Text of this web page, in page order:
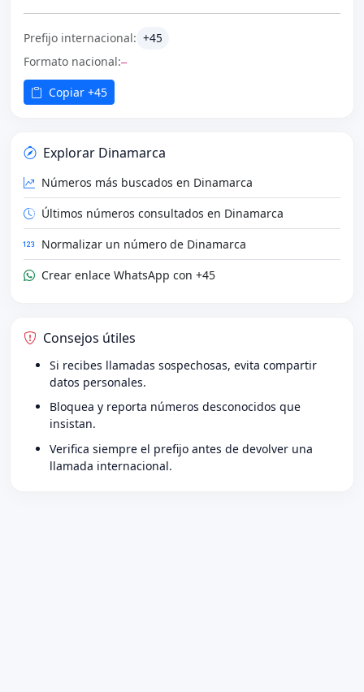
Prefijo internacional: +45
Formato nacional:—
Copiar +45
Explorar Dinamarca
Números más buscados en Dinamarca
Últimos números consultados en Dinamarca
Normalizar un número de Dinamarca
Crear enlace WhatsApp con +45
Consejos útiles
Si recibes llamadas sospechosas, evita compartir
datos personales.
Bloquea y reporta números desconocidos que
insistan.
Verifica siempre el prefijo antes de devolver una
llamada internacional.